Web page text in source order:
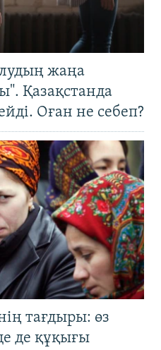
жаңа
Қазақстанда
Оған не себеп?
тағдыры: өз
де құқығы